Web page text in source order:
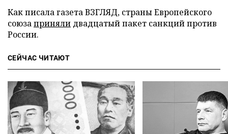
Как писала газета ВЗГЛЯД, страны Европейского
союзаприняли двадцатый пакет санкций против
России.
СЕЙЧАС ЧИТАЮТ